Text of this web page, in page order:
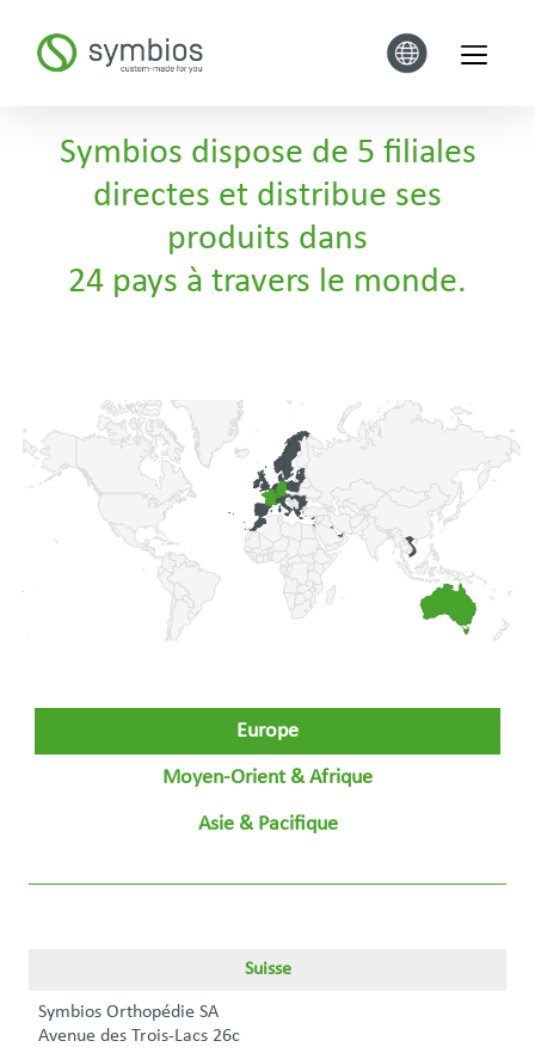
Symbios dispose de 5 filiales
directes et distribue ses
produits dans
24 pays à travers le monde.
Europe
Moyen-Orient & Afrique
Asie & Pacifique
Suisse
Symbios Orthopédie SA
Avenue des Trois-Lacs 26c